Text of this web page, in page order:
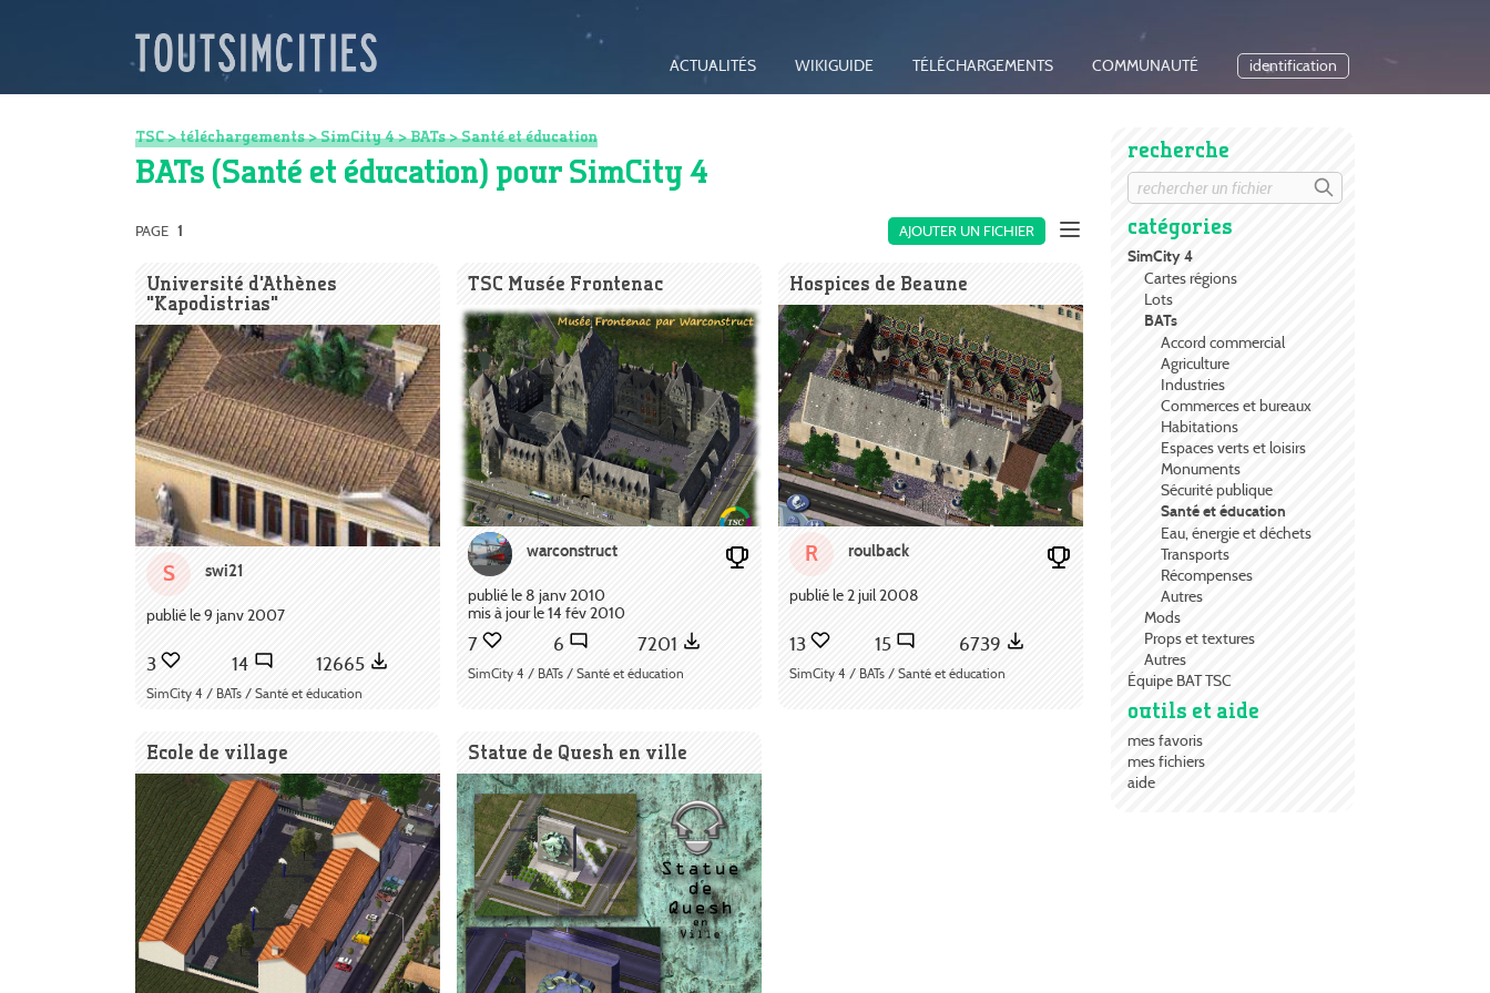
ACTUALITÉS WIKIGUIDE TÉLÉCHARGEMENTS COMMUNAUTÉ identification
recherche
catégories
SimCity 4
Cartes régions
Lots
BATs
Accord commercial
Agriculture
Industries
Commerces et bureaux
Habitations
Espaces verts et loisirs
Monuments
Sécurité publique
Santé et éducation
Eau, énergie et déchets
Transports
Récompenses
Autres
Mods
Props et textures
Autres
Équipe BAT TSC
outils et aide
mes favoris
mes fichiers
aide
TSC>téléchargements>SimCity 4>BATs>Santé et éducation
BATs (Santé et éducation) pour SimCity 4
AJOUTER UN FICHIER
PAGE 1
Université d'Athènes
"Kapodistrias"
S swi21
publié le 9 janv 2007
3 14 12665
SimCity 4 / BATs / Santé et éducation
TSC Musée Frontenac
warconstruct
publié le 8 janv 2010
mis à jour le 14 fév 2010
7 6 7201
SimCity 4 / BATs / Santé et éducation
Hospices de Beaune
R roulback
publié le 2 juil 2008
13 15 6739
SimCity 4 / BATs / Santé et éducation
Ecole de village Statue de Quesh en ville